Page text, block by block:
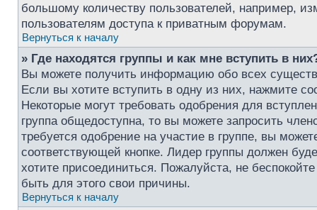
большому количеству пользователей, например,
пользователям доступа к приватным форумам.
Вернуться к началу
» Где находятся группы и как мне вступить в
Вы можете получить информацию обо всех
Если вы хотите вступить в одну из них, нажмите
Некоторые могут требовать одобрения для
группа общедоступна, то вы можете запросить
требуется одобрение на участие в группе, вы
соответствующей кнопке. Лидер группы должен
хотите присоединиться. Пожалуйста, не
быть для этого свои причины.
Вернуться к началу